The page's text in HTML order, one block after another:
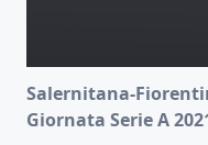
Salernitana-
Giornata Serie A